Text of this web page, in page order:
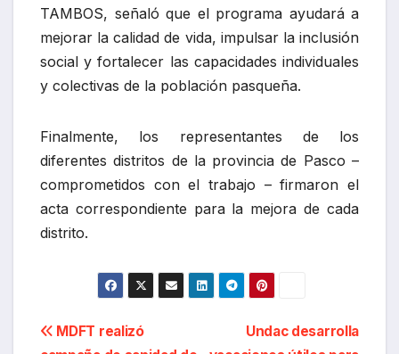
TAMBOS, señaló que el programa ayudará a
mejorar la calidad de vida, impulsar la inclusión
social y fortalecer las capacidades individuales
y colectivas de la población pasqueña.
Finalmente, los representantes de los
diferentes distritos de la provincia de Pasco –
comprometidos con el trabajo – firmaron el
acta correspondiente para la mejora de cada
distrito.
Navegación
Undac desarrolla
MDFT realizó